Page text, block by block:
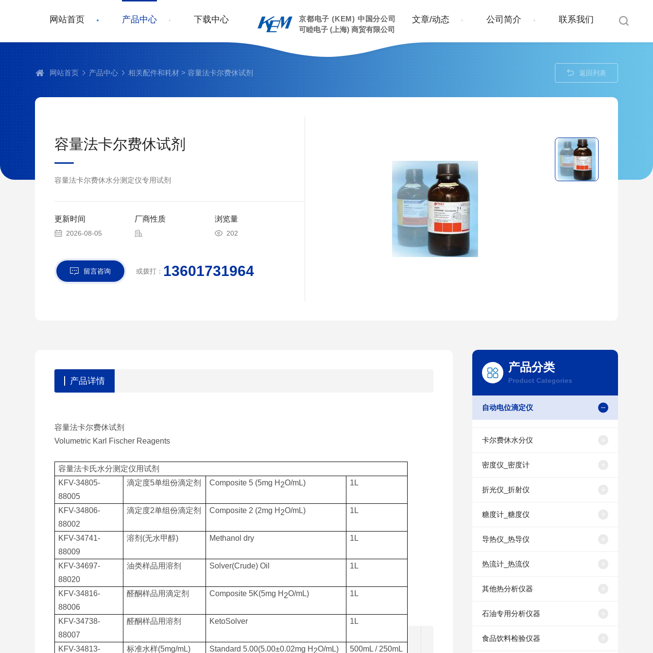
京都电子 (KEM) 中国分公司
可睦电子 (上海) 商贸有限公司
网站首页 产品中心 下载中心 文章/动态 公司简介 联系我们
网站首页 产品中心 相关配件和耗材 > 容量法卡尔费休试剂 返回列表
容量法卡尔费休试剂
容量法卡尔费休水分测定仪专用试剂
更新时间
2026-08-05
厂商性质 浏览量
202
留言咨询 或拨打： 13601731964
产品分类
Product Categories
自动电位滴定仪
卡尔费休水分仪
密度仪_密度计
折光仪_折射仪
糖度计_糖度仪
导热仪_热导仪
热流计_热流仪
其他热分析仪器
石油专用分析仪器
食品饮料检验仪器
产品详情
容量法卡尔费休试剂
Volumetric Karl Fischer Reagents
容量法卡氏水分测定仪用试剂
KFV-34805-
88005
滴定度5单组份滴定剂 Composite 5 (5mg H 2O/mL) 1L
KFV-34806-
88002
滴定度2单组份滴定剂 Composite 2 (2mg H 2O/mL) 1L
KFV-34741-
88009
溶剂(无水甲醇) Methanol dry 1L
KFV-34697-
88020
油类样品用溶剂 Solver(Crude) Oil 1L
KFV-34816-
88006
醛酮样品用滴定剂 Composite 5K(5mg H 2O/mL) 1L
KFV-34738-
88007
醛酮样品用溶剂 KetoSolver 1L
KFV-34813-
标准水样(5mg/mL) Standard 5.00(5.00±0.02mg H 2O/mL) 500mL / 250mL
滴定仪扩充驱动器带滴定管 12-05640-20